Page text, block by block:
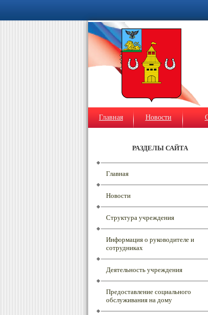
Главная Новости
РАЗДЕЛЫ САЙТА
Главная
Новости
Структура учреждения
Информация о руководителе и
сотрудниках
Деятельность учреждения
Предоставление социального
обслуживания на дому